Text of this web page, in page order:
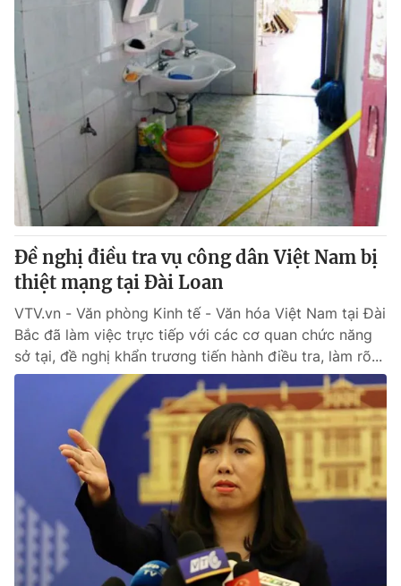
Shorts video
VTV Money VTV Thể thao
VTV Sức khoẻ Bất động sản
Thị trường 24h Tấm lòng Việt
VTV4 Vươn mình bằng AI
VTV9 VTV8
Liên hệ tòa soạn English
THỜI BÁO VTV
Theo dõi báo trên
Cơ quan chủ quản:Đài Truyền hình Việt Nam
Đề nghị điều tra vụ công dân Việt Nam bị
thiệt mạng tại Đài Loan
VTV.vn - Văn phòng Kinh tế - Văn hóa Việt Nam tại Đài
Bắc đã làm việc trực tiếp với các cơ quan chức năng
sở tại, đề nghị khẩn trương tiến hành điều tra, làm rõ...